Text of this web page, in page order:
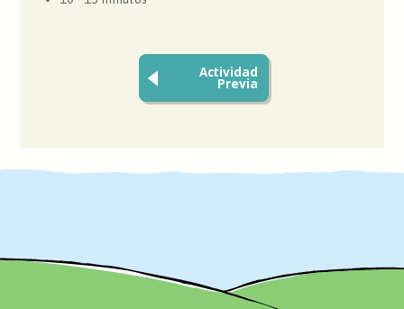
Actividad
Previa